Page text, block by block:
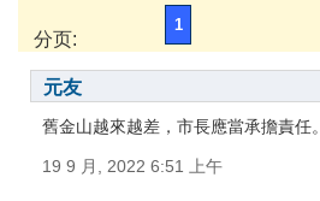
分页:
1
元友
舊金山越來越差，市長應當承擔責任。
19 9 月, 2022 6:51 上午